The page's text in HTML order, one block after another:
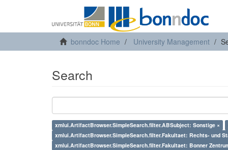
bonndoc Home University Management
Search
xmlui.ArtifactBrowser.SimpleSearch.filter.ABSubject: Sonstige ×
xmlui.ArtifactBrowser.SimpleSearch.filter.Fakultaet: Rechts- und
xmlui.ArtifactBrowser.SimpleSearch.filter.Fakultaet: Bonner